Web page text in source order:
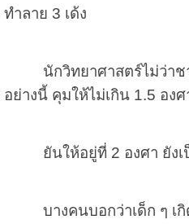
ทำลาย 3 เด้ง
นักวิทยาศาสตร์ไม่ว่า
อย่างนี้ คุมให้ไม่เกิน 1.5 องศ
ยันให้อยู่ที่ 2 องศา ยัง
บางคนบอกว่าเด็ก ๆ เ